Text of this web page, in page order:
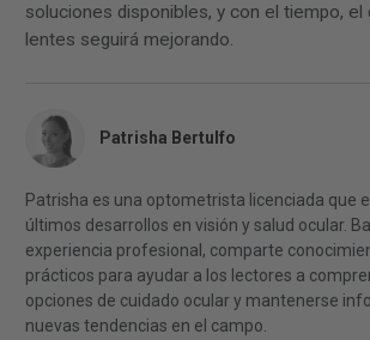
soluciones disponibles, y con el tiempo,
lentes seguirá mejorando.
Patrisha Bertulfo
Patrisha es una optometrista licenciada que
últimos desarrollos en visión y salud ocular.
experiencia profesional, comparte
prácticos para ayudar a los lectores a
opciones de cuidado ocular y mantenerse
nuevas tendencias en el campo.